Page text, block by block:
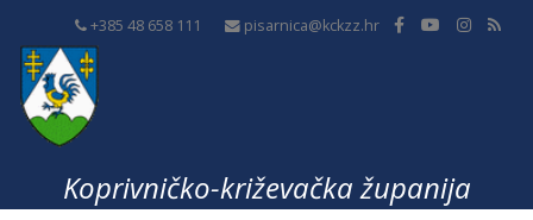
+385 48 658 111 pisarnica@kckzz.hr
Koprivničko-križevačka županija